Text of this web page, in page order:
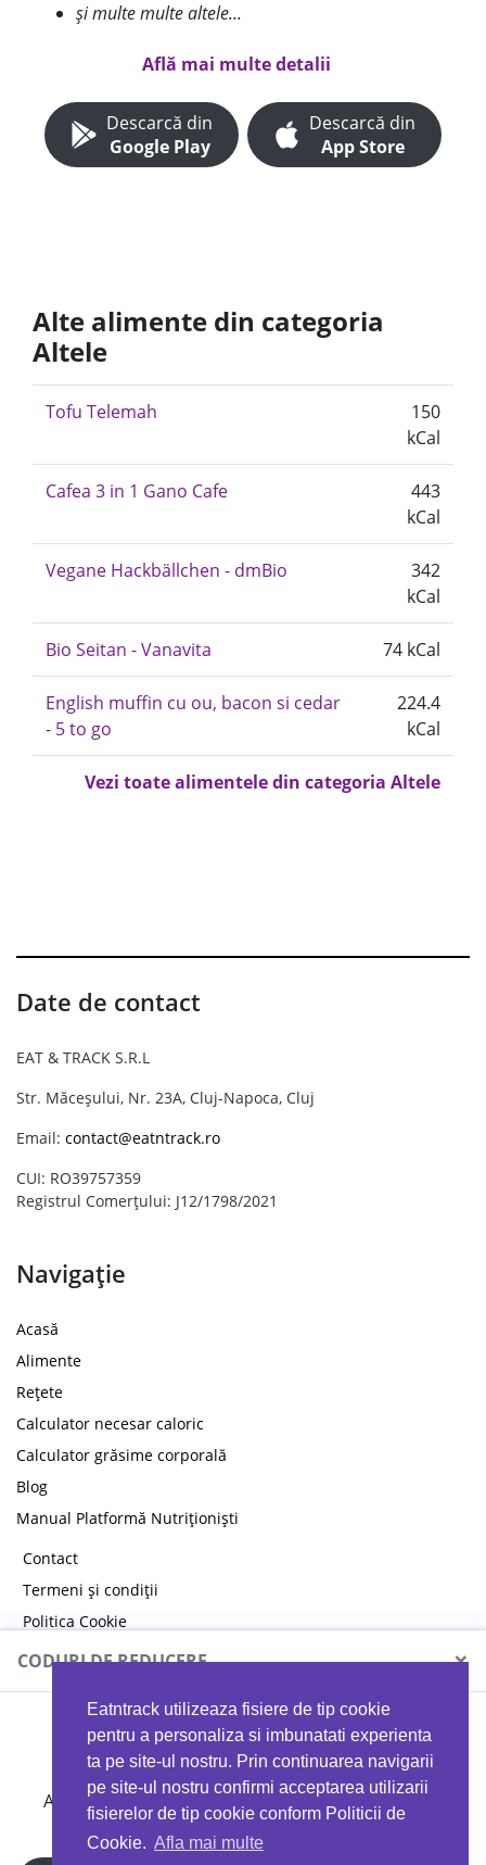
Eatntrack utilizeaza fisiere de tip cookie
pentru a personaliza si imbunatati experienta
ta pe site-ul nostru. Prin continuarea navigarii
pe site-ul nostru confirmi acceptarea utilizarii
fisierelor de tip cookie conform Politicii de
Cookie. Afla mai multe
și multe multe altele...
Află mai multe detalii
Descarcă din
Google Play
Descarcă din
App Store
Alte alimente din categoria
Altele
Tofu Telemah
150
kCal
Cafea 3 in 1 Gano Cafe
443
kCal
Vegane Hackbällchen - dmBio
342
kCal
Bio Seitan - Vanavita 74 kCal
English muffin cu ou, bacon si cedar
- 5 to go
224.4
kCal
Vezi toate alimentele din categoria Altele
Date de contact
EAT & TRACK S.R.L
Str. Măceșului, Nr. 23A, Cluj-Napoca, Cluj
Email: contact@eatntrack.ro
CUI: RO39757359
Registrul Comerțului: J12/1798/2021
Navigație
Acasă
Alimente
Rețete
Calculator necesar caloric
Calculator grăsime corporală
Blog
Manual Platformă Nutriționiști
Contact
Termeni și condiții
Politica Cookie
Politica de confidențialitate
CODURI DE REDUCERE ×
MYPROTEIN
Ai 40%reducere la orice comandă folosind codul
EATTRACK